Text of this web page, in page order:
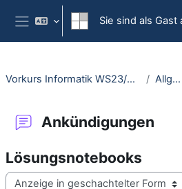
Zum Hauptinhalt
Website-Übersicht
Sie sind als
Vorkurs Informatik WS23/24 (212300-WiSe23/24) Allgemeines
Ankündigungen
Lösungsnotebooks
Anzeigemodus